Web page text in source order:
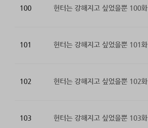
100 헌터는 강해지고 싶었을뿐 100화
101 헌터는 강해지고 싶었을뿐 101화
102 헌터는 강해지고 싶었을뿐 102화
103 헌터는 강해지고 싶었을뿐 103화